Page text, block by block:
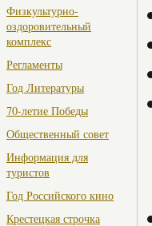
Физкультурно-
оздоровительный
комплекс
Регламенты
Год Литературы
70-летие Победы
Общественный совет
Информация для
туристов
Год Российского кино
Крестецкая строчка